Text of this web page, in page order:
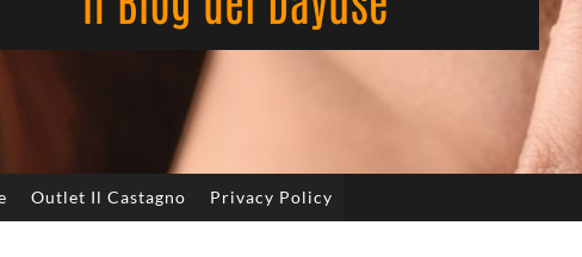
Outlet Il Castagno Privacy Policy